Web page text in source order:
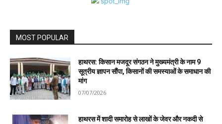
MOST POPULAR
हाथरस: किसान मजदूर संगठन ने मुख्यमंत्री के नाम 9
सूत्रीय ज्ञापन सौंपा, किसानों की समस्याओं के समाधान की
मांग
07/07/2026
हाथरस में शादी समारोह से लाखों के जेवर और नकदी से